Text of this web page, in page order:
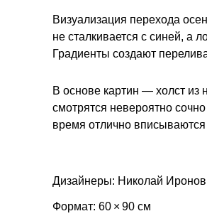
Визуализация перехода
не сталкивается с синей, а
Градиенты создают
В основе картин — холст из
смотрятся невероятно
время отлично
Дизайнеры: Николай
Формат: 60 × 90 см